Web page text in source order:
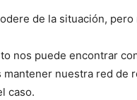
de la situación,
nos puede encontrar
nuestra red de
caso.